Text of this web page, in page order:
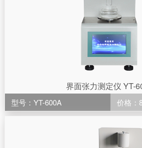
界面张力测定仪 YT-
型号：YT-600A 价格：